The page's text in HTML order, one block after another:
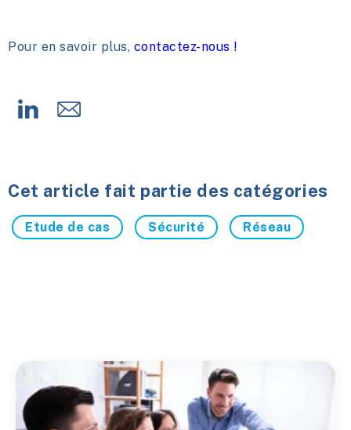
Pour en savoir plus, contactez-nous !
Cet article fait partie des catégories
Etude de cas Sécurité Réseau